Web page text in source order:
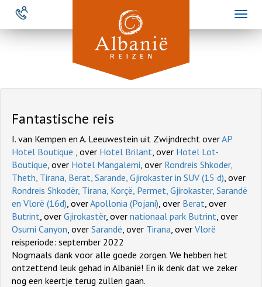
Overslaan
naar
Fantastische reis
I. van Kempen en A. Leeuwestein uit Zwijndrecht overAP
Hotel Boutique , over Hotel Brilant, over Hotel Lot-
Boutique, over Hotel Mangalemi, over Rondreis Shkoder,
Theth, Tirana, Berat, Sarande, Gjirokaster in SUV (15 d), over
Rondreis Shkodër, Tirana, Korçë, Permet, Gjirokaster, Sarandë
en Vlorë (16d), overApollonia (Pojani), over Berat, over
Butrint, over Gjirokastër, over nationaal park Butrint, over
Osumi Canyon, over Sarandë, over Tirana, over Vlorë
reisperiode: september 2022
Nogmaals dank voor alle goede zorgen. We hebben het
ontzettend leuk gehad in Albanië! En ik denk dat we zeker
nog een keertje terug zullen gaan.